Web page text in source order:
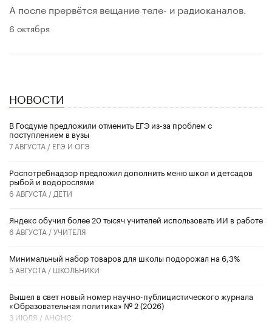
А после прервётся вещание теле- и радиоканалов.
6 октября
НОВОСТИ
В Госдуме предложили отменить ЕГЭ из-за проблем с
поступлением в вузы
7 АВГУСТА / ЕГЭ И ОГЭ
Роспотребнадзор предложил дополнить меню школ и детсадов
рыбой и водорослями
6 АВГУСТА / ДЕТИ
​Яндекс обучил более 20 тысяч учителей использовать ИИ в работе
6 АВГУСТА /УЧИТЕЛЯ
Минимальный набор товаров для школы подорожал на 6,3%
5 АВГУСТА / ШКОЛЬНИКИ
Вышел в свет новый номер научно-публицистического журнала
«Образовательная политика» № 2 (2026)
3 ИЮЛЯ / АНОНС